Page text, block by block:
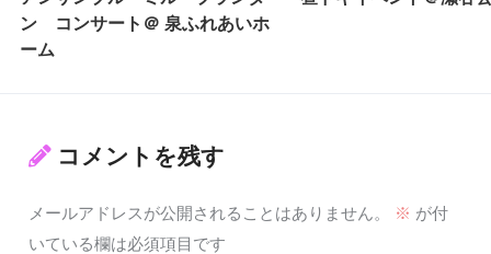
ン コンサート＠ 泉ふれあいホ
ーム
コメントを残す
メールアドレスが公開されることはありません。 ※ が付
いている欄は必須項目です